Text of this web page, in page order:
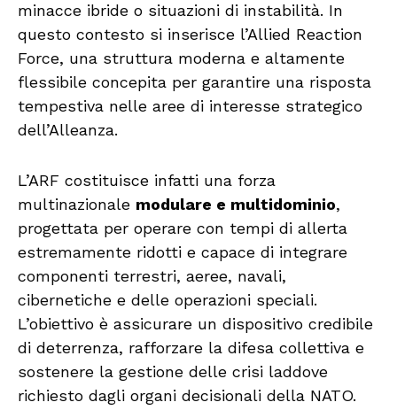
minacce ibride o situazioni di instabilità. In
questo contesto si inserisce l’Allied Reaction
Force, una struttura moderna e altamente
flessibile concepita per garantire una risposta
tempestiva nelle aree di interesse strategico
dell’Alleanza.
L’ARF costituisce infatti una forza
multinazionale modulare e multidominio,
progettata per operare con tempi di allerta
estremamente ridotti e capace di integrare
componenti terrestri, aeree, navali,
cibernetiche e delle operazioni speciali.
L’obiettivo è assicurare un dispositivo credibile
di deterrenza, rafforzare la difesa collettiva e
sostenere la gestione delle crisi laddove
richiesto dagli organi decisionali della NATO.